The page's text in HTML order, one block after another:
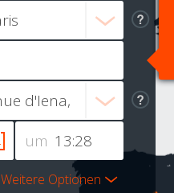
um
Weitere Optionen